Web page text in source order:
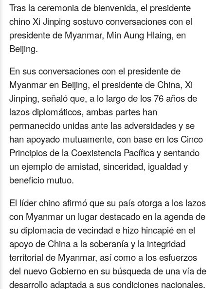
d
a
l
w
n
d
o
w
.
Tras la ceremonia de bienvenida, el presidente
chino Xi Jinping sostuvo conversaciones con el
presidente de Myanmar, Min Aung Hlaing, en
Beijing.
En sus conversaciones con el presidente de
Myanmar en Beijing, el presidente de China, Xi
Jinping, señaló que, a lo largo de los 76 años de
lazos diplomáticos, ambas partes han
permanecido unidas ante las adversidades y se
han apoyado mutuamente, con base en los Cinco
Principios de la Coexistencia Pacífica y sentando
un ejemplo de amistad, sinceridad, igualdad y
beneficio mutuo.
El líder chino afirmó que su país otorga a los lazos
con Myanmar un lugar destacado en la agenda de
su diplomacia de vecindad e hizo hincapié en el
apoyo de China a la soberanía y la integridad
territorial de Myanmar, así como a los esfuerzos
del nuevo Gobierno en su búsqueda de una vía de
desarrollo adaptada a sus condiciones nacionales.